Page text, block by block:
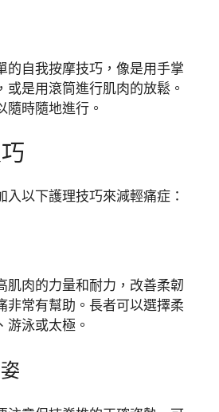
的自我按摩技巧，像是用手掌
或是用滾筒進行肌肉的放鬆。
隨時隨地進行。
入以下護理技巧來減輕痛症：
肌肉的力量和耐力，改善柔韌
非常有幫助。長者可以選擇柔
游泳或太極。